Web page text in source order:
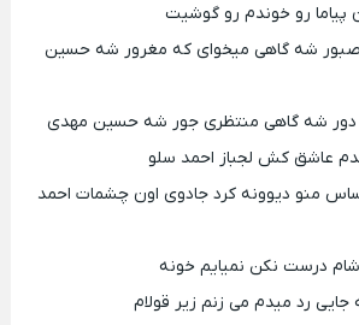
پیاما رو خوندم رو گوشیت
شه گاهی میخوای که مغرور شه حسین
دور شه گاهی منتظری جور شه حسین مهدی
عاشق کش لجباز احمد سلو
منو دیوونه کرد جادوی اون چشمات احمد
شام درست نکن نمیایم خونه
جایی رد میدم می زنم زیر قولام